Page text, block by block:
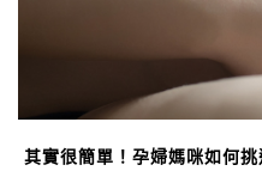
其實很簡單！孕婦媽咪如何